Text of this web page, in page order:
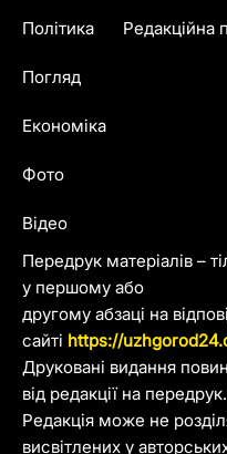
Передрук матеріалів –
у першому або
другому абзаці на
сайті https://
Друковані видання
від редакції на передрук.
Редакція може не
висвітлених у
Політика
Погляд
Економіка
Фото
Відео
Редакційна